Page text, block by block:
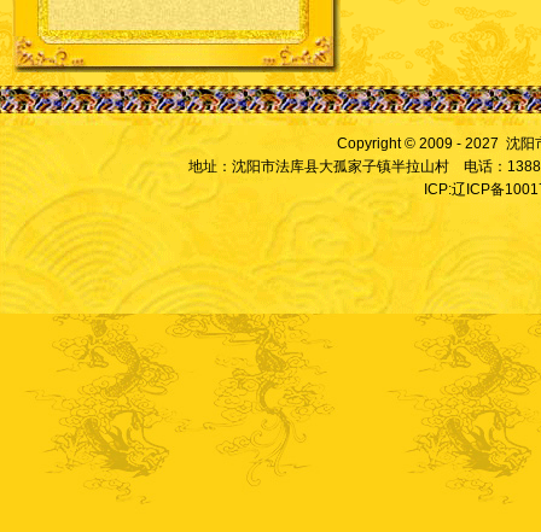
Copyright © 2009 - 2027 沈阳
地址：沈阳市法库县大孤家子镇半拉山村 电话：
ICP:辽ICP备